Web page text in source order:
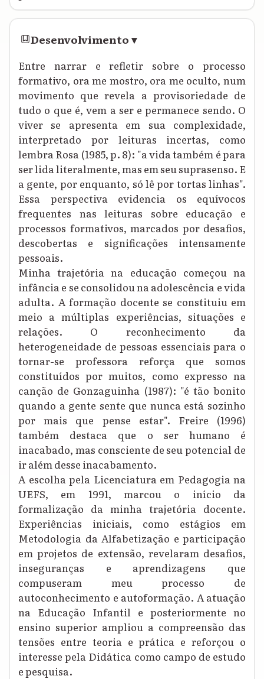
Desenvolvimento▾
Entre narrar e refletir sobre o processo
formativo, ora me mostro, ora me oculto, num
movimento que revela a provisoriedade de
tudo o que é, vem a ser e permanece sendo. O
viver se apresenta em sua complexidade,
interpretado por leituras incertas, como
lembra Rosa (1985, p. 8): "a vida também é para
ser lida literalmente, mas em seu suprasenso. E
a gente, por enquanto, só lê por tortas linhas".
Essa perspectiva evidencia os equívocos
frequentes nas leituras sobre educação e
processos formativos, marcados por desafios,
descobertas e significações intensamente
pessoais.
Minha trajetória na educação começou na
infância e se consolidou na adolescência e vida
adulta. A formação docente se constituiu em
meio a múltiplas experiências, situações e
relações. O reconhecimento da
heterogeneidade de pessoas essenciais para o
tornar-se professora reforça que somos
constituídos por muitos, como expresso na
canção de Gonzaguinha (1987): "é tão bonito
quando a gente sente que nunca está sozinho
por mais que pense estar". Freire (1996)
também destaca que o ser humano é
inacabado, mas consciente de seu potencial de
ir além desse inacabamento.
A escolha pela Licenciatura em Pedagogia na
UEFS, em 1991, marcou o início da
formalização da minha trajetória docente.
Experiências iniciais, como estágios em
Metodologia da Alfabetização e participação
em projetos de extensão, revelaram desafios,
inseguranças e aprendizagens que
compuseram meu processo de
autoconhecimento e autoformação. A atuação
na Educação Infantil e posteriormente no
ensino superior ampliou a compreensão das
tensões entre teoria e prática e reforçou o
interesse pela Didática como campo de estudo
e pesquisa.